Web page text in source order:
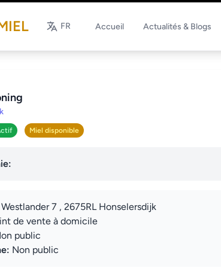
FR Accueil Actualités & Blogs
Miel disponible
Westlander 7 , 2675RL Honselersdijk
de vente à domicile
public
Non public